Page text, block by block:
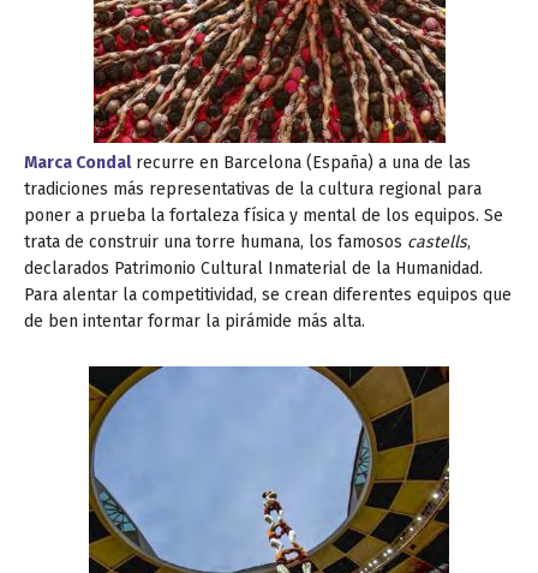
Marca Condalrecurre en Barcelona (España) a una de las
tradiciones más representativas de la cultura regional para
poner a prueba la fortaleza física y mental de los equipos. Se
trata de construir una torre humana, los famosos castells,
declarados Patrimonio Cultural Inmaterial de la Humanidad.
Para alentar la competitividad, se crean diferentes equipos que
de ben intentar formar la pirámide más alta.